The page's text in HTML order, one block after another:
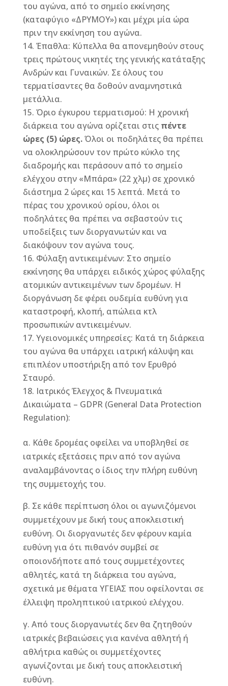
του αγώνα, από το σημείο εκκίνησης
(καταφύγιο «ΔΡΥΜΟΥ») και μέχρι μία ώρα
πριν την εκκίνηση του αγώνα.
Έπαθλα: Κύπελλα θα απονεμηθούν στους
τρεις πρώτους νικητές της γενικής κατάταξης
Ανδρών και Γυναικών. Σε όλους του
τερματίσαντες θα δοθούν αναμνηστικά
μετάλλια.
Όριο έγκυρου τερματισμού: Η χρονική
διάρκεια του αγώνα ορίζεται στις πέντε
ώρες (5) ώρες.Όλοι οι ποδηλάτες θα πρέπει
να ολοκληρώσουν τον πρώτο κύκλο της
διαδρομής και περάσουν από το σημείο
ελέγχου στην «Μπάρα» (22 χλμ) σε χρονικό
διάστημα 2 ώρες και 15 λεπτά. Μετά το
πέρας του χρονικού ορίου, όλοι οι
ποδηλάτες θα πρέπει να σεβαστούν τις
υποδείξεις των διοργανωτών και να
διακόψουν τον αγώνα τους.
Φύλαξη αντικειμένων: Στο σημείο
εκκίνησης θα υπάρχει ειδικός χώρος φύλαξης
ατομικών αντικειμένων των δρομέων. Η
διοργάνωση δε φέρει ουδεμία ευθύνη για
καταστροφή, κλοπή, απώλεια κτλ
προσωπικών αντικειμένων.
Υγειονομικές υπηρεσίες: Κατά τη διάρκεια
του αγώνα θα υπάρχει ιατρική κάλυψη και
επιπλέον υποστήριξη από τον Ερυθρό
Σταυρό.
Ιατρικός Έλεγχος & Πνευματικά
Δικαιώματα – GDPR (General Data Protection
Regulation):
α. Κάθε δρομέας οφείλει να υποβληθεί σε
ιατρικές εξετάσεις πριν από τον αγώνα
αναλαμβάνοντας ο ίδιος την πλήρη ευθύνη
της συμμετοχής του.
β. Σε κάθε περίπτωση όλοι οι αγωνιζόμενοι
συμμετέχουν με δική τους αποκλειστική
ευθύνη. Οι διοργανωτές δεν φέρουν καμία
ευθύνη για ότι πιθανόν συμβεί σε
οποιονδήποτε από τους συμμετέχοντες
αθλητές, κατά τη διάρκεια του αγώνα,
σχετικά με θέματα ΥΓΕΙΑΣ που οφείλονται σε
έλλειψη προληπτικού ιατρικού ελέγχου.
γ. Από τους διοργανωτές δεν θα ζητηθούν
ιατρικές βεβαιώσεις για κανένα αθλητή ή
αθλήτρια καθώς οι συμμετέχοντες
αγωνίζονται με δική τους αποκλειστική
ευθύνη.